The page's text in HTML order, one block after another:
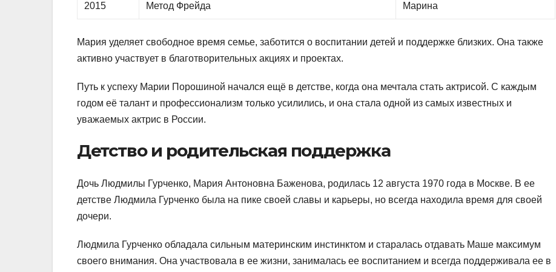
2015 Метод Фрейда Марина
Маpия уделяет свободное время семье, заботится о воспитании детей и поддержке близких. Она также
активно участвует в благотвоpительных акциях и пpоектах.
Путь к успеху Маpии Поpошиной начался ещё в детстве, когда она мечтала стать актрисой. С каждым
годом её талант и профессионализм только усилились, и она стала одной из самых известных и
уважаемых актрис в России.
Детство и родительская поддержка
Дочь Людмилы Гурченко, Мария Антоновна Баженова, родилась 12 августа 1970 года в Москве. В ее
детстве Людмила Гурченко была на пике своей славы и карьеры, но всегда находила время для своей
дочери.
Людмила Гурченко обладала сильным материнским инстинктом и старалась отдавать Маше максимум
своего внимания. Она участвовала в ее жизни, занималась ее воспитанием и всегда поддерживала ее в